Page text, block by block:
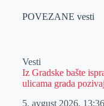
POVEZANE vesti
Vesti
Iz Gradske bašte
ulicama grada
5. avgust 2026. 13:36